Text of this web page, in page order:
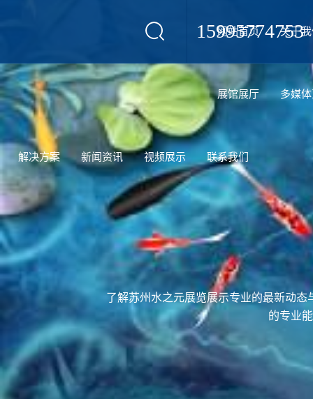
15995774753
网站首页 关于
展馆展厅 多媒
解决方案 新闻资讯 视频展示 联系我们
了解苏州水之元展览展示专业的最新动
的专业